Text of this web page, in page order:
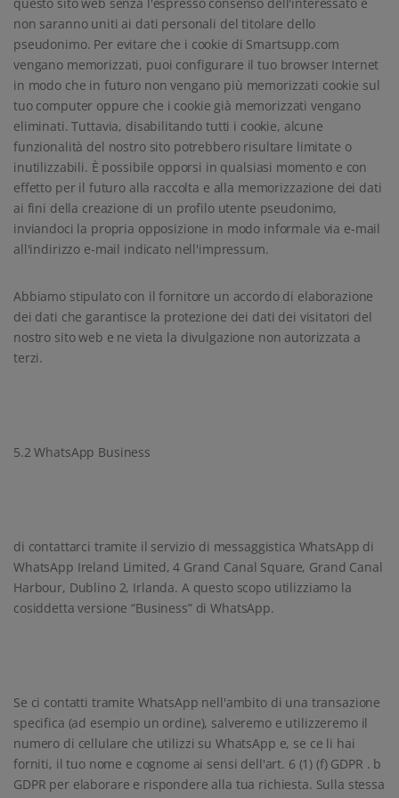
non saranno uniti ai dati personali del titolare dello
pseudonimo. Per evitare che i cookie di Smartsupp.com
vengano memorizzati, puoi configurare il tuo browser Internet
in modo che in futuro non vengano più memorizzati cookie sul
tuo computer oppure che i cookie già memorizzati vengano
eliminati. Tuttavia, disabilitando tutti i cookie, alcune
funzionalità del nostro sito potrebbero risultare limitate o
inutilizzabili. È possibile opporsi in qualsiasi momento e con
effetto per il futuro alla raccolta e alla memorizzazione dei dati
ai fini della creazione di un profilo utente pseudonimo,
inviandoci la propria opposizione in modo informale via e-mail
all'indirizzo e-mail indicato nell'impressum.
Abbiamo stipulato con il fornitore un accordo di elaborazione
dei dati che garantisce la protezione dei dati dei visitatori del
nostro sito web e ne vieta la divulgazione non autorizzata a
terzi.
5.2 WhatsApp Business
di contattarci tramite il servizio di messaggistica WhatsApp di
WhatsApp Ireland Limited, 4 Grand Canal Square, Grand Canal
Harbour, Dublino 2, Irlanda. A questo scopo utilizziamo la
cosiddetta versione “Business” di WhatsApp.
Se ci contatti tramite WhatsApp nell'ambito di una transazione
specifica (ad esempio un ordine), salveremo e utilizzeremo il
numero di cellulare che utilizzi su WhatsApp e, se ce li hai
forniti, il tuo nome e cognome ai sensi dell'art. 6 (1) (f) GDPR . b
GDPR per elaborare e rispondere alla tua richiesta. Sulla stessa